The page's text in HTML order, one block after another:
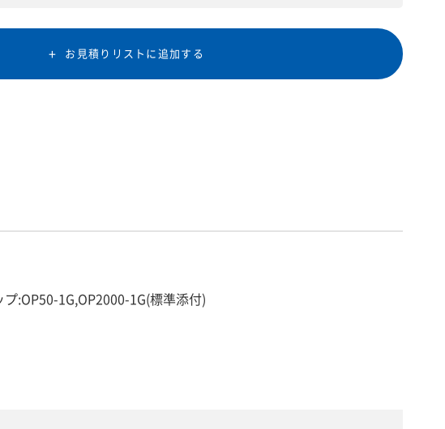
お見積りリストに追加する
:OP50-1G,OP2000-1G(標準添付)